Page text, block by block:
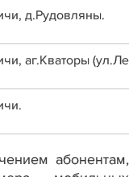
д.Рудовляны.
аг.Кваторы
абонентам,